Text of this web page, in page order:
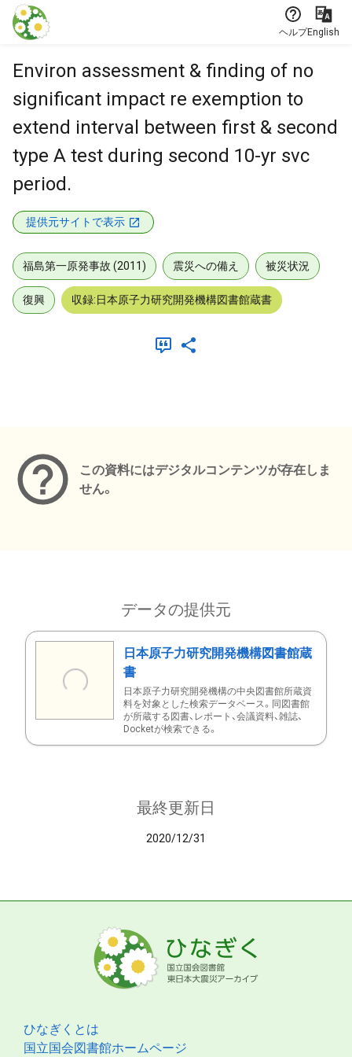
本文に飛ぶ
ヘルプEnglish
Environ assessment & finding of no
significant impact re exemption to
extend interval between first & second
type A test during second 10-yr svc
period.
提供元サイトで表示
福島第一原発事故 (2011) 震災への備え 被災状況
復興 収録:日本原子力研究開発機構図書館蔵書
この資料にはデジタルコンテンツが存在しま
せん。
データの提供元
日本原子力研究開発機構図書館蔵
書
日本原子力研究開発機構の中央図書館所蔵資
料を対象とした検索データベース。同図書館
が所蔵する図書、レポート、会議資料、雑誌、
Docketが検索できる。
最終更新日
2020/12/31
ひなぎくとは
国立国会図書館ホームページ